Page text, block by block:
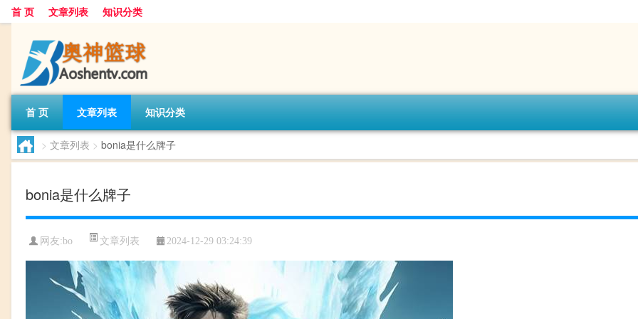
首 页 文章列表 知识分类
首 页 文章列表 知识分类
> 文章列表 > bonia是什么牌子
bonia是什么牌子
网友:bo 文章列表 2024-12-29 03:24:39